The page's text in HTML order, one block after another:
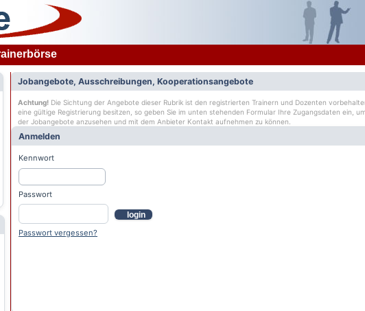
Jobangebote, Ausschreibungen, Kooperationsangebote
Achtung! Die Sichtung der Angebote dieser Rubrik ist den registrierten Trainern und Dozenten
eine gültige Registrierung besitzen, so geben Sie im unten stehenden Formular Ihre Zugangsdaten ein,
der Jobangebote anzusehen und mit dem Anbieter Kontakt aufnehmen zu können.
Anmelden
Kennwort
Passwort
login
Passwort vergessen?